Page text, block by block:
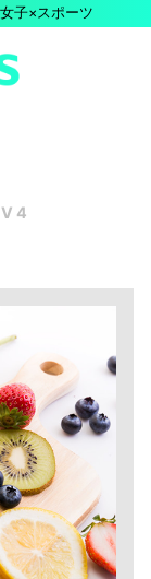
子×スポーツ